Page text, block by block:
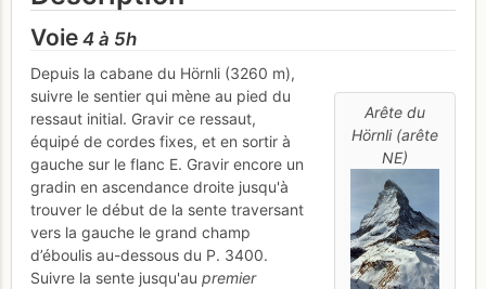
Voie 4 à 5h
Arête du
Hörnli (arête
NE)
Depuis la cabane du Hörnli (3260 m),
suivre le sentier qui mène au pied du
ressaut initial. Gravir ce ressaut,
équipé de cordes fixes, et en sortir à
gauche sur le flanc E. Gravir encore un
gradin en ascendance droite jusqu'à
trouver le début de la sente traversant
vers la gauche le grand champ
d’éboulis au-dessous du P. 3400.
Suivre la sente jusqu'au premier